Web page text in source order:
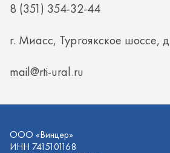
ИНН 7415101168
ОГРН 1187456037768
Политика конфиденциальности